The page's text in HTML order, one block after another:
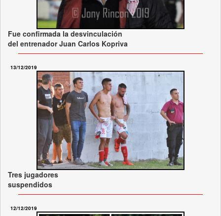
Fue confirmada la desvinculación
del entrenador Juan Carlos Kopriva
13/12/2019
Tres jugadores
suspendidos
12/12/2019